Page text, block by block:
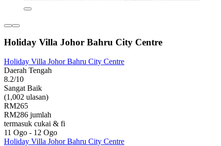
Holiday Villa Johor Bahru City Centre
Holiday Villa Johor Bahru City Centre
Daerah Tengah
8.2/10
Sangat Baik
(1,002 ulasan)
RM265
RM286 jumlah
termasuk cukai & fi
11 Ogo - 12 Ogo
Holiday Villa Johor Bahru City Centre